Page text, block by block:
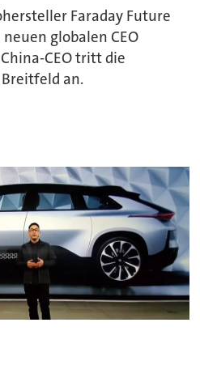
Faraday Future
globalen CEO
CEO tritt die
an.